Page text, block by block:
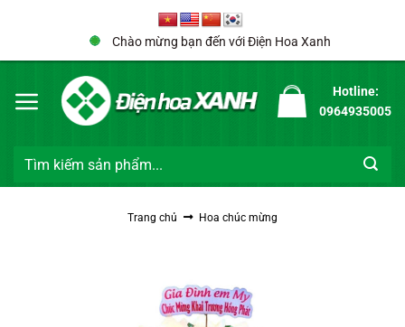
Chào mừng bạn đến với Điện Hoa Xanh
Hotline:
0964935005
Tìm
Trang chủ Hoa chúc mừng